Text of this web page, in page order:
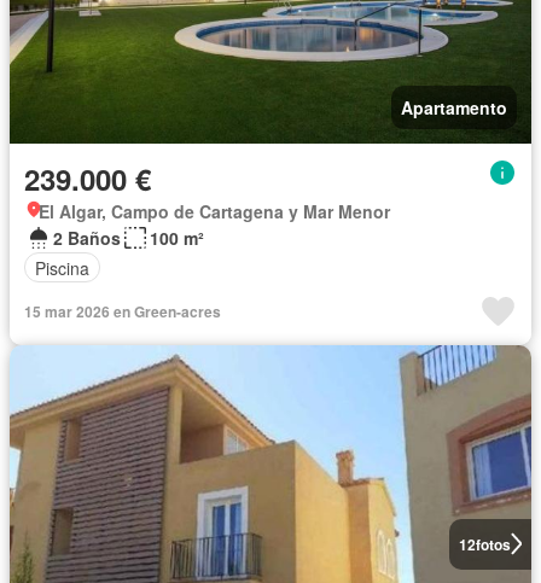
Apartamento
239.000 €
El Algar, Campo de Cartagena y Mar Menor
2 Baños
100 m²
Piscina
15 mar 2026 en Green-acres
12fotos